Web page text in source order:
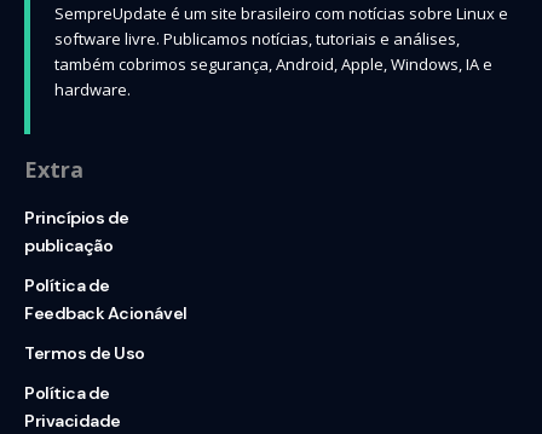
SempreUpdate é um site brasileiro com notícias sobre Linux e
software livre. Publicamos notícias, tutoriais e análises,
também cobrimos segurança, Android, Apple, Windows, IA e
hardware.
Extra
Princípios de
publicação
Política de
Feedback Acionável
Termos de Uso
Política de
Privacidade